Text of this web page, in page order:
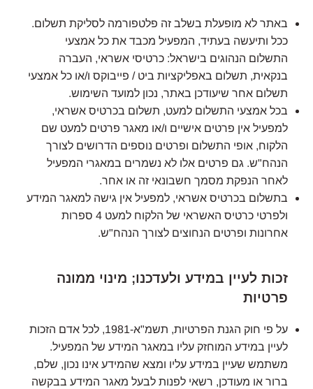
זכות לעיין במידע ולעדכנו; מינוי ממונה
פרטיות
באתר לא מופעלת בשלב זה פלטפורמה לסליקת תשלום.
ככל ותיעשה בעתיד, המפעיל מכבד את כל אמצעי
התשלום הנהוגים בישראל: כרטיסי אשראי, העברה
בנקאית, תשלום באפליקציות ביט / פייבוקס ו/או כל אמצעי
תשלום אחר שיעודכן באתר, נכון למועד השימוש.
בכל אמצעי התשלום למעט, תשלום בכרטיס אשראי,
למפעיל אין פרטים אישיים ו/או מאגר פרטים למעט שם
הלקוח, אופי התשלום ופרטים נוספים הדרושים לצורך
הנהח"ש. גם פרטים אלו לא נשמרים במאגרי המפעיל
לאחר הנפקת מסמך חשבונאי זה או אחר.
בתשלום בכרטיס אשראי, למפעיל אין גישה למאגר המידע
ולפרטי כרטיס האשראי של הלקוח למעט 4 ספרות
אחרונות ופרטים הנחוצים לצורך הנהח"ש.
על פי חוק הגנת הפרטיות, תשמ"א-1981, לכל אדם הזכות
לעיין במידע המוחזק עליו במאגר המידע של המפעיל.
משתמש שעיין במידע עליו ומצא שהמידע אינו נכון, שלם,
ברור או מעודכן, רשאי לפנות לבעל מאגר המידע בבקשה